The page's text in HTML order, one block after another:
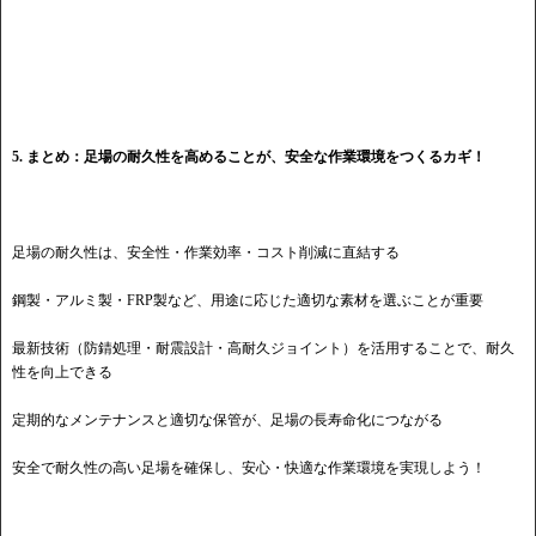
5. まとめ：足場の耐久性を高めることが、安全な作業環境をつくるカギ！
足場の耐久性は、安全性・作業効率・コスト削減に直結する
鋼製・アルミ製・FRP製など、用途に応じた適切な素材を選ぶことが重要
最新技術（防錆処理・耐震設計・高耐久ジョイント）を活用することで、耐久
性を向上できる
定期的なメンテナンスと適切な保管が、足場の長寿命化につながる
安全で耐久性の高い足場を確保し、安心・快適な作業環境を実現しよう！